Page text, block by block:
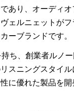
あり、オーディ
ェルニェットが
ーブランドです。
ち、創業者ルノ
スニングスタイ
に優れた製品を開